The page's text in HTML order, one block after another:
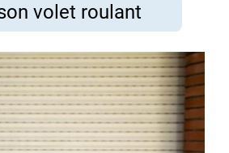
volet roulant